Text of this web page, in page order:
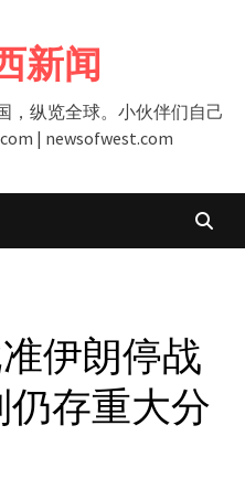
新闻
，纵览全球。小伙伴们自己
| newsofwest.com
伊朗停战
存重大分